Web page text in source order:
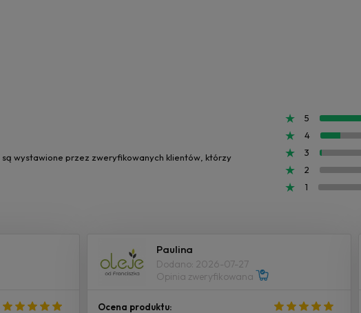
wystawione przez zweryfikowanych klientów, którzy
5
4
3
2
1
Paulina
Dodano: 2026-07-27
Opinia zweryfikowana
Ocena produktu: